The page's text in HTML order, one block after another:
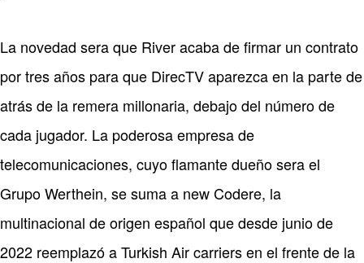
La novedad sera que River acaba de firmar un contrato
por tres años para que DirecTV aparezca en la parte de
atrás de la remera millonaria, debajo del número de
cada jugador. La poderosa empresa de
telecomunicaciones, cuyo flamante dueño sera el
Grupo Werthein, se suma a new Codere, la
multinacional de origen español que desde junio de
2022 reemplazó a Turkish Air carriers en el frente de la